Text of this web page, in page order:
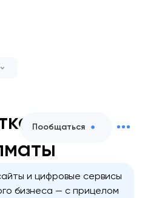
Пообщаться
сайтов
и цифровые сервисы
бизнеса — с прицелом